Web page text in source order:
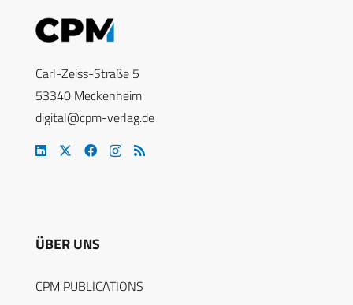
Carl-Zeiss-Straße 5
53340 Meckenheim
digital@cpm-verlag.de
ÜBER UNS
CPM PUBLICATIONS